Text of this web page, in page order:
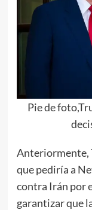
Pie de
Anteriormente,
que pediría a
contra Irán por
garantizar que